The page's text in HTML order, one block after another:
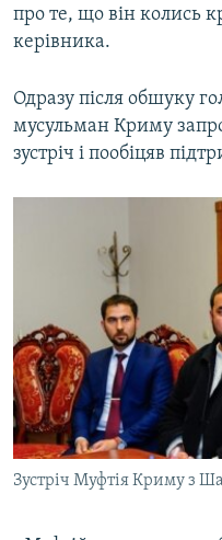
про те, що він колись
керівника.
Одразу після обшуку
мусульман Криму
зустріч і пообіцяв
Зустріч Муфтія Криму з